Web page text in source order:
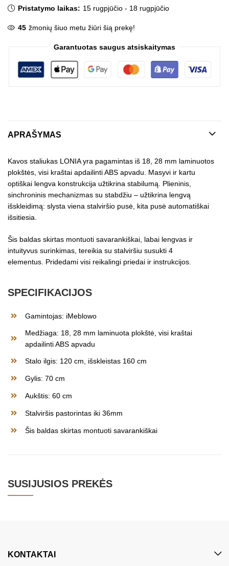
Pristatymo laikas: 15 rugpjūčio - 18 rugpjūčio
45 žmonių šiuo metu žiūri šią prekę!
Garantuotas saugus atsiskaitymas
APRAŠYMAS
Kavos staliukas LONIA yra pagamintas iš 18, 28 mm laminuotos
plokštės, visi kraštai apdailinti ABS apvadu. Masyvi ir kartu
optiškai lengva konstrukcija užtikrina stabilumą. Plieninis,
sinchroninis mechanizmas su stabdžiu – užtikrina lengvą
išskleidimą: slysta viena stalviršio pusė, kita pusė automatiškai
išsitiesia.
Šis baldas skirtas montuoti savarankiškai, labai lengvas ir
intuityvus surinkimas, tereikia su stalviršiu susukti 4
elementus. Pridedami visi reikalingi priedai ir instrukcijos.
SPECIFIKACIJOS
Gamintojas: iMeblowo
Medžiaga: 18, 28 mm laminuota plokštė, visi kraštai
apdailinti ABS apvadu
Stalo ilgis: 120 cm, išskleistas 160 cm
Gylis: 70 cm
Aukštis: 60 cm
Stalviršis pastorintas iki 36mm
Šis baldas skirtas montuoti savarankiškai
SUSIJUSIOS PREKĖS
KONTAKTAI